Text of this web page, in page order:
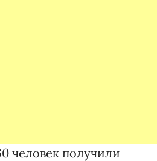
человек получили